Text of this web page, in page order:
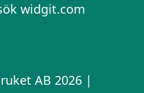
widgit.com
AB 2026 |